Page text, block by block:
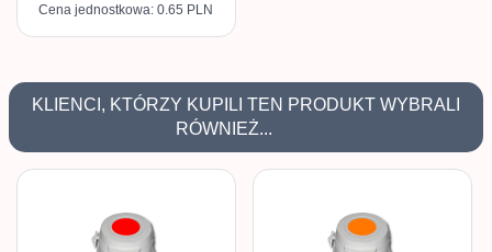
Cena jednostkowa: 0.65 PLN
KLIENCI, KTÓRZY KUPILI TEN PRODUKT WYBRALI
RÓWNIEŻ...